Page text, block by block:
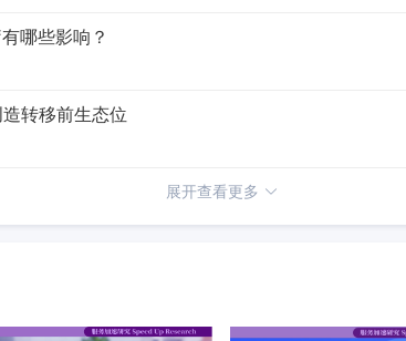
哪些影响？
转移前生态位
展开查看更多